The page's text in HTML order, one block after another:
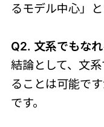
るモデル中心」
Q2. 文系でもな
結論として、文
ることは可能で
です。